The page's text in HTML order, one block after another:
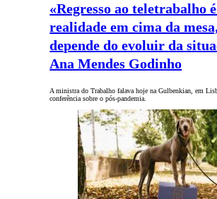
«Regresso ao teletrabalho
realidade em cima da
depende do evoluir da
Ana Mendes Godinho
A ministra do Trabalho falava hoje na Gulbenkian, em
conferência sobre o pós-pandemia.